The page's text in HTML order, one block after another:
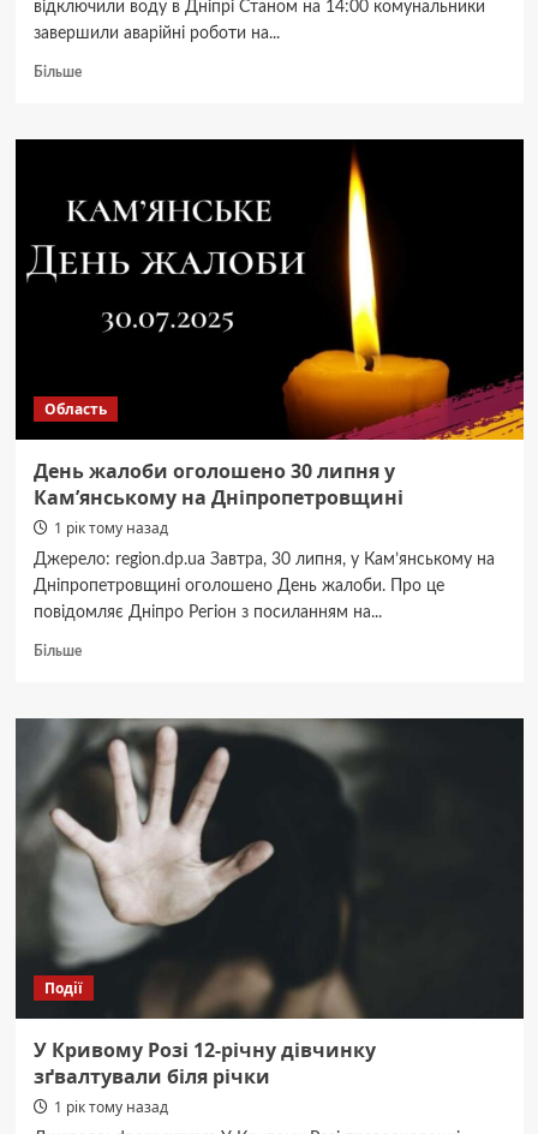
відключили воду в Дніпрі Станом на 14:00 комунальники
завершили аварійні роботи на...
БільшеДокладніше
у
з
Область
День жалоби оголошено 30 липня у
Кам’янському на Дніпропетровщині
1 рік тому назад
Джерело: region.dp.ua Завтра, 30 липня, у Кам’янському на
Дніпропетровщині оголошено День жалоби. Про це
повідомляє Дніпро Регіон з посиланням на...
БільшеДокладніше
жалоби
оголошено
Кам’янському
на
Дніпропетровщині
Події
У Кривому Розі 12-річну дівчинку
зґвалтували біля річки
1 рік тому назад